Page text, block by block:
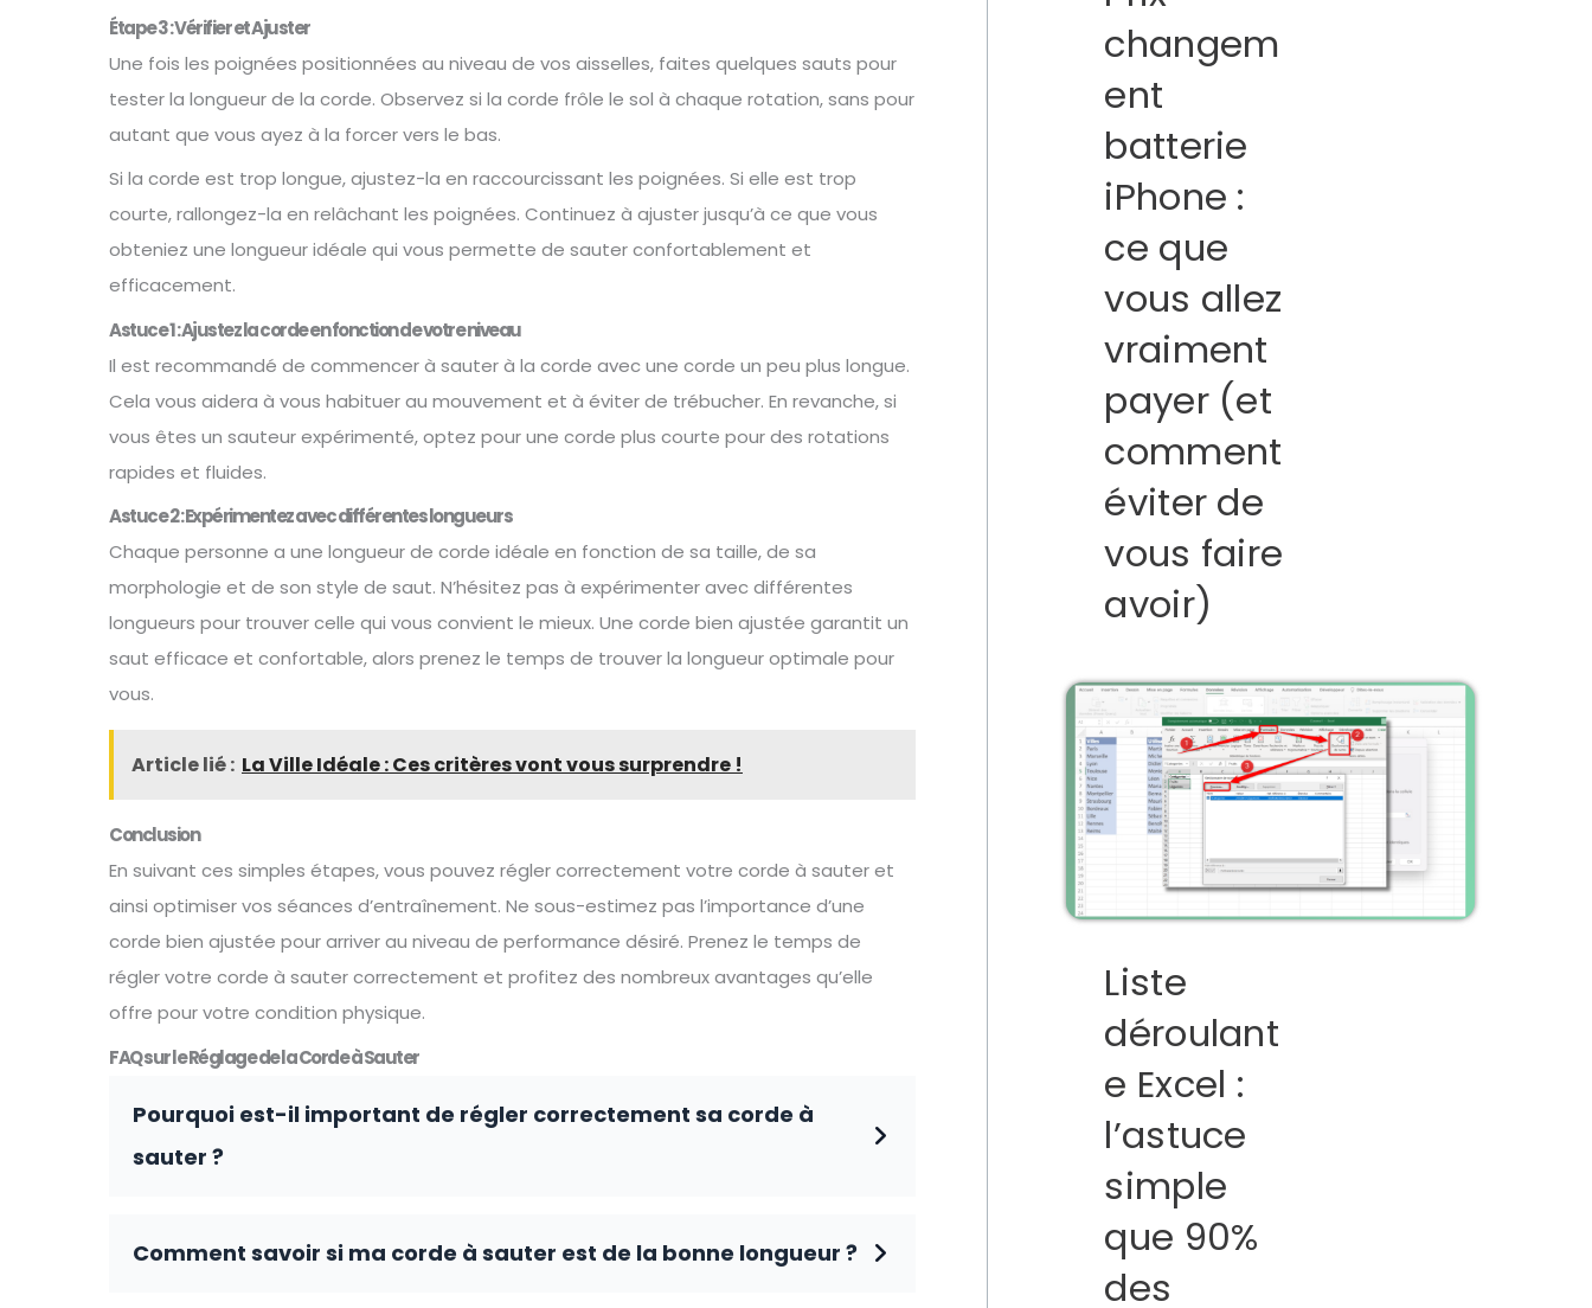
Étape 3 : Vérifier et Ajuster
Une fois les poignées positionnées au niveau de vos aisselles, faites quelques sauts pour
tester la longueur de la corde. Observez si la corde frôle le sol à chaque rotation, sans pour
autant que vous ayez à la forcer vers le bas.
Si la corde est trop longue, ajustez-la en raccourcissant les poignées. Si elle est trop
courte, rallongez-la en relâchant les poignées. Continuez à ajuster jusqu’à ce que vous
obteniez une longueur idéale qui vous permette de sauter confortablement et
efficacement.
Astuce 1 : Ajustez la corde en fonction de votre niveau
Il est recommandé de commencer à sauter à la corde avec une corde un peu plus longue.
Cela vous aidera à vous habituer au mouvement et à éviter de trébucher. En revanche, si
vous êtes un sauteur expérimenté, optez pour une corde plus courte pour des rotations
rapides et fluides.
Astuce 2 : Expérimentez avec différentes longueurs
Chaque personne a une longueur de corde idéale en fonction de sa taille, de sa
morphologie et de son style de saut. N’hésitez pas à expérimenter avec différentes
longueurs pour trouver celle qui vous convient le mieux. Une corde bien ajustée garantit un
saut efficace et confortable, alors prenez le temps de trouver la longueur optimale pour
vous.
Article lié : La Ville Idéale : Ces critères vont vous surprendre !
Conclusion
En suivant ces simples étapes, vous pouvez régler correctement votre corde à sauter et
ainsi optimiser vos séances d’entraînement. Ne sous-estimez pas l’importance d’une
corde bien ajustée pour arriver au niveau de performance désiré. Prenez le temps de
régler votre corde à sauter correctement et profitez des nombreux avantages qu’elle
offre pour votre condition physique.
FAQ sur le Réglage de la Corde à Sauter
Pourquoi est-il important de régler correctement sa corde à
sauter ?
Comment savoir si ma corde à sauter est de la bonne longueur ?
changem
ent
batterie
iPhone :
ce que
vous allez
vraiment
payer (et
comment
éviter de
vous faire
avoir)
Liste
déroulant
e Excel :
l’astuce
simple
que 90%
des